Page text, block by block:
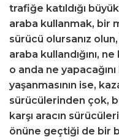
trafiğe katıldığı
araba kullanmak, bir
sürücü olursanız
araba kullandığını,
o anda ne
yaşanmasının ise,
sürücülerinden çok,
karşı aracın
önüne geçtiği de bir